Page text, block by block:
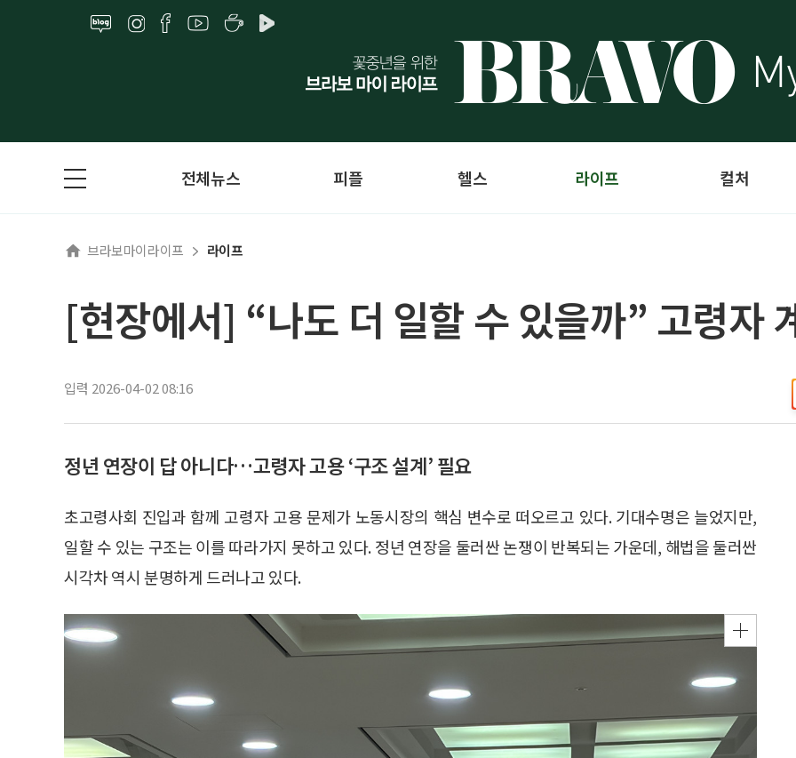
전체뉴스 피플 헬스 라이프 컬처
브라보마이라이프 라이프
[현장에서] “나도 더 일할 수 있을까” 고령자
입력 2026-04-02 08:16
정년 연장이 답 아니다…고령자 고용 ‘구조 설계’ 필요
초고령사회 진입과 함께 고령자 고용 문제가 노동시장의 핵심 변수로 떠오르고 있다. 기대수명은 늘었지만,
일할 수 있는 구조는 이를 따라가지 못하고 있다. 정년 연장을 둘러싼 논쟁이 반복되는 가운데, 해법을 둘러싼
시각차 역시 분명하게 드러나고 있다.